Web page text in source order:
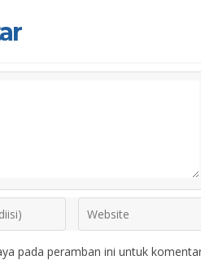
pada peramban ini untuk